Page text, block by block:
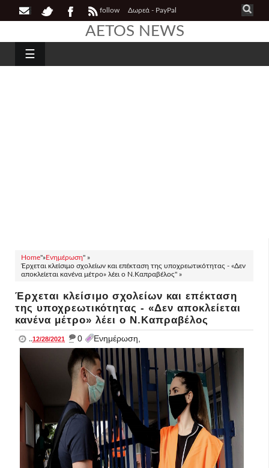
follow Δωρεά - PayPal
AETOS NEWS
☰
Home"»Ενημέρωση" »
Έρχεται κλείσιμο σχολείων και επέκταση της υποχρεωτικότητας - «Δεν
αποκλείεται κανένα μέτρο» λέει ο Ν.Καπραβέλος" »
Έρχεται κλείσιμο σχολείων και επέκταση
της υποχρεωτικότητας - «Δεν αποκλείεται
κανένα μέτρο» λέει ο Ν.Καπραβέλος
..12/28/2021 _ 0 Ενημέρωση,